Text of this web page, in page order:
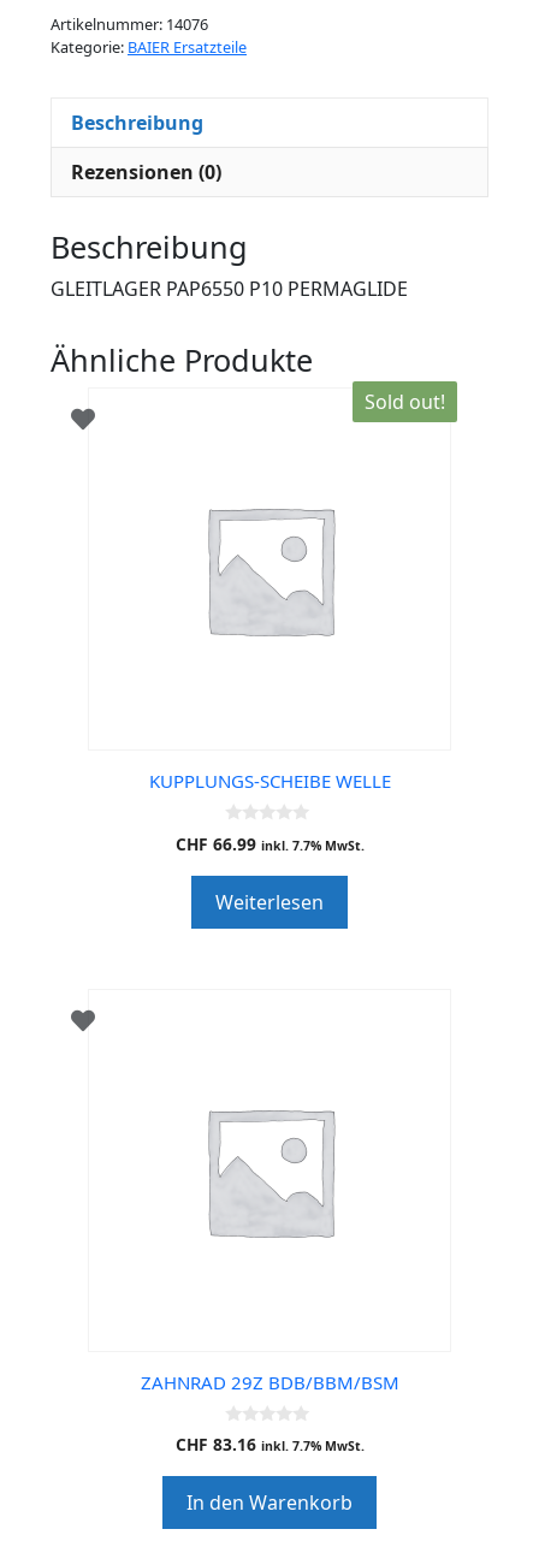
Artikelnummer: 14076
Kategorie: BAIER Ersatzteile
Beschreibung
Rezensionen (0)
Beschreibung
GLEITLAGER PAP6550 P10 PERMAGLIDE
Ähnliche Produkte
Sold out!
KUPPLUNGS-SCHEIBE WELLE
0
o
o
f
5
CHF 66.99 inkl. 7.7% MwSt.
Weiterlesen
ZAHNRAD 29Z BDB/BBM/BSM
0
o
o
f
5
CHF 83.16 inkl. 7.7% MwSt.
In den Warenkorb